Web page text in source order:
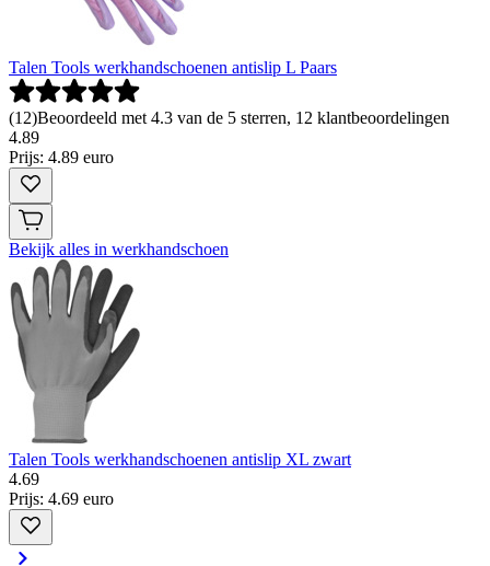
Talen Tools werkhandschoenen antislip L Paars
(12)Beoordeeld met 4.3 van de 5 sterren, 12 klantbeoordelingen
4.89
Prijs: 4.89 euro
Bekijk alles in werkhandschoen
Talen Tools werkhandschoenen antislip XL zwart
4.69
Prijs: 4.69 euro